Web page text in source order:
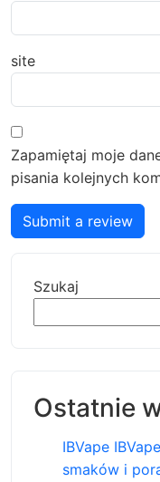
site
Zapamiętaj moje
pisania kolejnych
Submit a review
Szukaj
Ostatnie
IBVape
smaków i